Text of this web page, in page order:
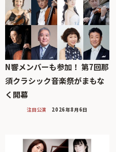
N響メンバーも参加！ 第7回那
須クラシック音楽祭がまもな
く開幕
注目公演 2026年8月6日